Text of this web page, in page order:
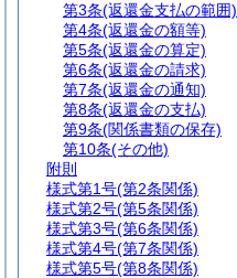
第3条(返還金支払の範囲)
第4条(返還金の額等)
第5条(返還金の算定)
第6条(返還金の請求)
第7条(返還金の通知)
第8条(返還金の支払)
第9条(関係書類の保存)
第10条(その他)
附則
様式第1号(第2条関係)
様式第2号(第5条関係)
様式第3号(第6条関係)
様式第4号(第7条関係)
様式第5号(第8条関係)